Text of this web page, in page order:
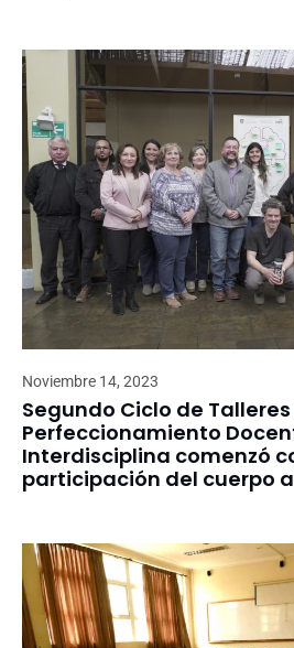
Noviembre 14, 2023
Segundo Ciclo de
Perfeccionamiento
Interdisciplina comenzó
participación del cuerpo